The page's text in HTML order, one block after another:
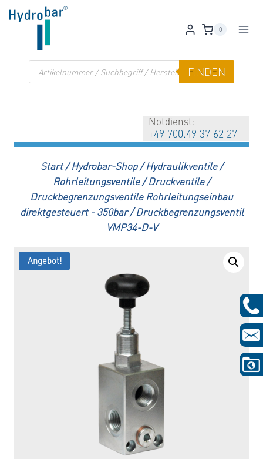
Zum
Inhalt
0
Products
search
FINDEN
Notdienst:
+49 700.49 37 62 27
Start /Hydrobar-Shop /Hydraulikventile /
Rohrleitungsventile / Druckventile /
Druckbegrenzungsventile Rohrleitungseinbau
direktgesteuert - 350bar /Druckbegrenzungsventil
VMP34-D-V
Angebot!